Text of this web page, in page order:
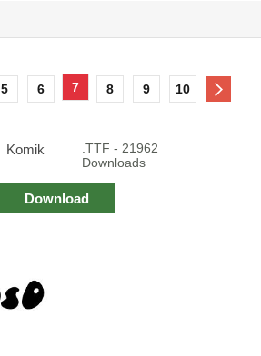
5 6 7 8 9 10
Komik
.TTF - 21962
Downloads
Download